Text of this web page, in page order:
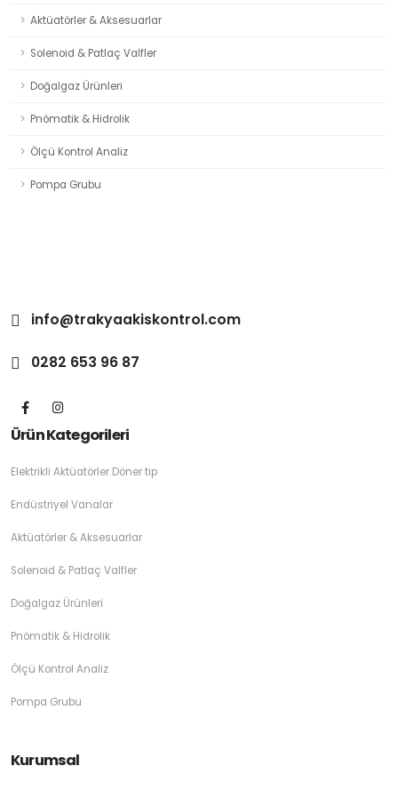
S1013 ve S1014 Genel Maksat Solenoid Vana
S9183 ve S9112 Genel Maksat Solenoid Vana
Aktüatörler & Aksesuarlar
Solenoid & Patlaç Valfler
Doğalgaz Ürünleri
Pnömatik & Hidrolik
Ölçü Kontrol Analiz
Pompa Grubu
info@trakyaakiskontrol.com
0282 653 96 87
Ürün Kategorileri
Elektrikli Aktüatörler Döner tip
Endüstriyel Vanalar
Aktüatörler & Aksesuarlar
Solenoid & Patlaç Valfler
Doğalgaz Ürünleri
Pnömatik & Hidrolik
Ölçü Kontrol Analiz
Pompa Grubu
Kurumsal